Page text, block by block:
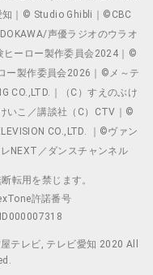
知｜© Studio Ghibli｜©CBC
声優ラジオのウラオ
ーロー製作委員会2024｜©
ー製作委員会2026｜©メ～テ
CO.,LTD.｜（C）すえのぶけ
いこ／講談社（C）CTV｜©
CO.,LTD. ｜©ヴァン
NEXT／ダンスチャンネル
転用を禁じます。
許諾番号
ID000007318
テレビ, テレビ愛知 2020 All